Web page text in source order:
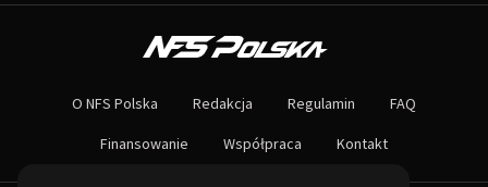
Największa społeczność Need for Speed w Polsce! Znajdziesz u nas
Nie czekaj dłużej - wstąp do naszej społeczności! Czekamy na ciebie!
O NFS Polska Redakcja Regulamin FAQ
Finansowanie Współpraca Kontakt